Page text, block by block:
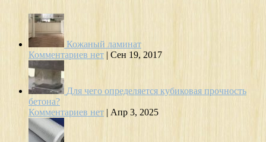
Кожаный ламинат
Комментариев нет | Сен 19, 2017
Для чего определяется кубиковая прочность
бетона?
Комментариев нет | Апр 3, 2025